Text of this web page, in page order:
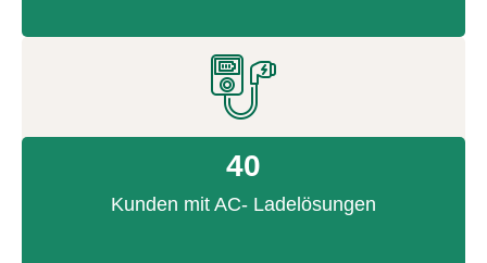
40
Kunden mit AC- Ladelösungen